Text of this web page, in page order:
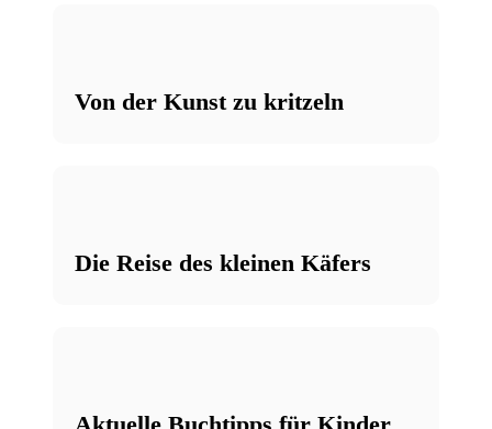
Von der Kunst zu kritzeln
Die Reise des kleinen Käfers